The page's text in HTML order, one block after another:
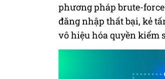
phương pháp brute-
đăng nhập thất bại, kẻ
vô hiệu hóa quyền kiểm